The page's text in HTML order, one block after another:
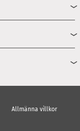
Allmänna villkor